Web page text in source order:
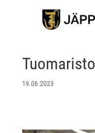
Tuomaristo
19.06.2023